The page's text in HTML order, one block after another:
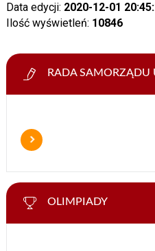
Data edycji: 2020-12-01
Ilość wyświetleń: 10846
RADA
OLIMPIADY